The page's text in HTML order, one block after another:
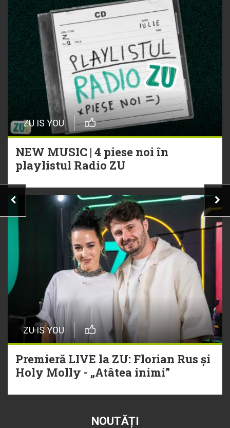
ZU IS YOU
NEW MUSIC | 4 piese noi în
playlistul Radio ZU
ZU IS YOU
Premieră LIVE la ZU: Florian Rus și
Holy Molly - „Atâtea inimi”
NOUTĂȚI